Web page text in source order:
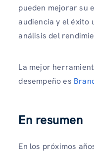
pueden mejorar su
audiencia y el éxito
análisis del
La mejor
desempeño es
En resumen
En los próximos